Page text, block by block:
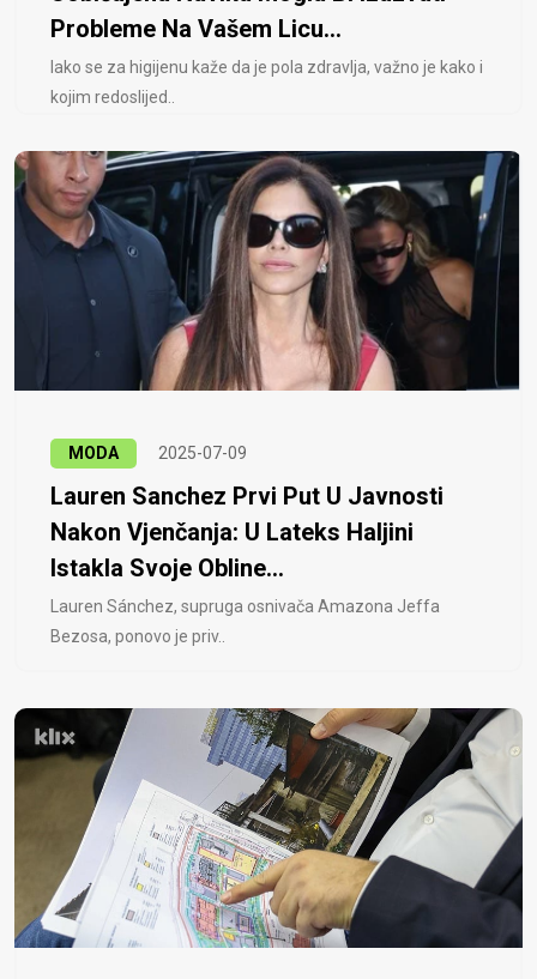
Probleme Na Vašem Licu...
Iako se za higijenu kaže da je pola zdravlja, važno je kako i
kojim redoslijed..
MODA 2025-07-09
Lauren Sanchez Prvi Put U Javnosti
Nakon Vjenčanja: U Lateks Haljini
Istakla Svoje Obline...
Lauren Sánchez, supruga osnivača Amazona Jeffa
Bezosa, ponovo je priv..